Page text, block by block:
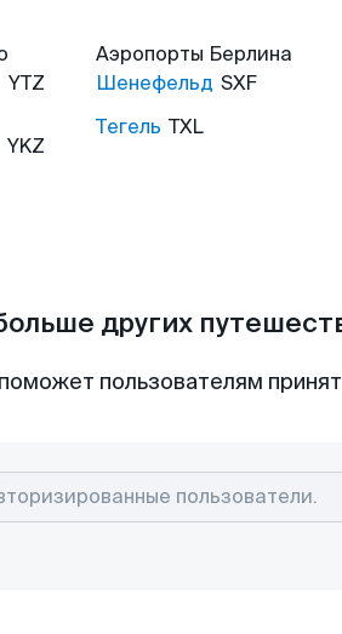
YTZ
YKZ
Аэропорты Берлина
Шенефельд SXF
Тегель TXL
других
пользователям